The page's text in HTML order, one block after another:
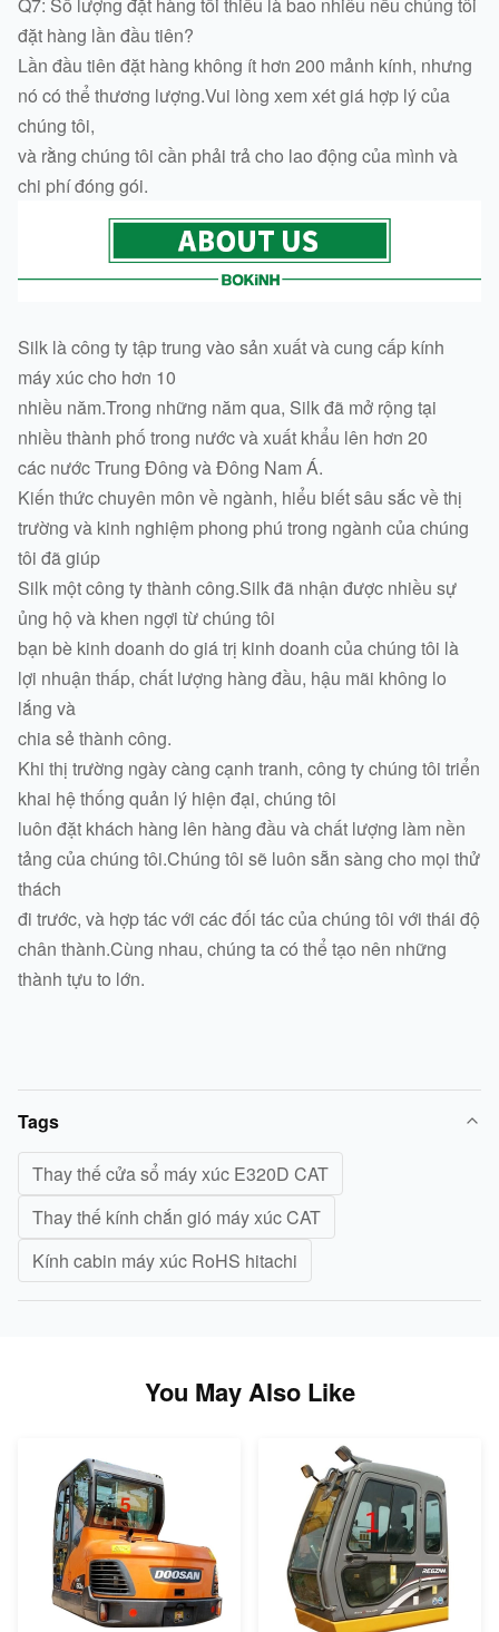
Q7: Số lượng đặt hàng tối thiểu là bao nhiêu nếu chúng tôi
đặt hàng lần đầu tiên?
Lần đầu tiên đặt hàng không ít hơn 200 mảnh kính, nhưng
nó có thể thương lượng.Vui lòng xem xét giá hợp lý của
chúng tôi,
và rằng chúng tôi cần phải trả cho lao động của mình và
chi phí đóng gói.
Silk là công ty tập trung vào sản xuất và cung cấp kính
máy xúc cho hơn 10
nhiều năm.Trong những năm qua, Silk đã mở rộng tại
nhiều thành phố trong nước và xuất khẩu lên hơn 20
các nước Trung Đông và Đông Nam Á.
Kiến thức chuyên môn về ngành, hiểu biết sâu sắc về thị
trường và kinh nghiệm phong phú trong ngành của chúng
tôi đã giúp
Silk một công ty thành công.Silk đã nhận được nhiều sự
ủng hộ và khen ngợi từ chúng tôi
bạn bè kinh doanh do giá trị kinh doanh của chúng tôi là
lợi nhuận thấp, chất lượng hàng đầu, hậu mãi không lo
lắng và
chia sẻ thành công.
Khi thị trường ngày càng cạnh tranh, công ty chúng tôi triển
khai hệ thống quản lý hiện đại, chúng tôi
luôn đặt khách hàng lên hàng đầu và chất lượng làm nền
tảng của chúng tôi.Chúng tôi sẽ luôn sẵn sàng cho mọi thử
thách
đi trước, và hợp tác với các đối tác của chúng tôi với thái độ
chân thành.Cùng nhau, chúng ta có thể tạo nên những
thành tựu to lớn.
Tags
Thay thế cửa sổ máy xúc E320D CAT
Thay thế kính chắn gió máy xúc CAT
Kính cabin máy xúc RoHS hitachi
You May Also Like